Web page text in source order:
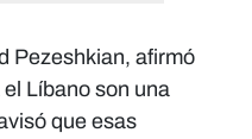
Pezeshkian, afirmó
Líbano son una
que esas